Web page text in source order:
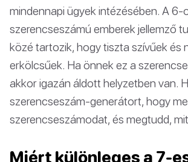
mindennapi ügyek intézésében. A 6-
szerencseszámú emberek jellemző
közé tartozik, hogy tiszta szívűek és
erkölcsűek. Ha önnek ez a
akkor igazán áldott helyzetben van.
szerencseszám-generátort, hogy
szerencseszámodat, és megtudd, mit
Miért különleges a 7-